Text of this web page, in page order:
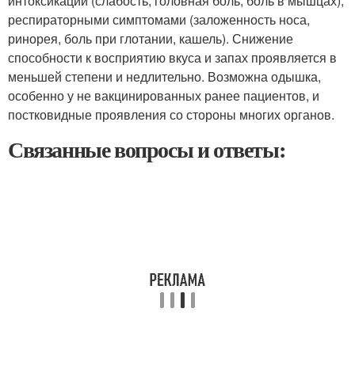
респираторными симптомами (заложенность носа,
ринорея, боль при глотании, кашель). Снижение
способности к восприятию вкуса и запах проявляется в
меньшей степени и недлительно. Возможна одышка,
особенно у не вакцинированных ранее пациентов, и
постковидные проявления со стороны многих органов.
Связанные вопросы и ответы: